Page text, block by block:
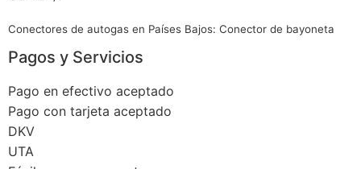
Conectores de autogas en Países Bajos: Conector de bayoneta
Pagos y Servicios
Pago en efectivo aceptado
Pago con tarjeta aceptado
DKV
UTA